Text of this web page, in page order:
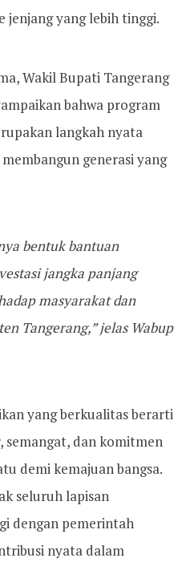
jenjang yang lebih tinggi.
Wakil Bupati Tangerang
bahwa program
langkah nyata
generasi yang
bentuk bantuan
jangka panjang
masyarakat dan
Tangerang,” jelas Wabup
yang berkualitas berarti
semangat, dan komitmen
demi kemajuan bangsa.
seluruh lapisan
dengan pemerintah
nyata dalam